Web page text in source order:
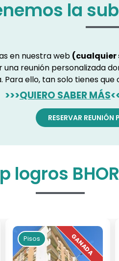
la
en nuestra web (cualquier
reunión personalizada
ello, tan solo tienes
>>>QUIERO SABER MÁS
RESERVAR
logros
Pisos